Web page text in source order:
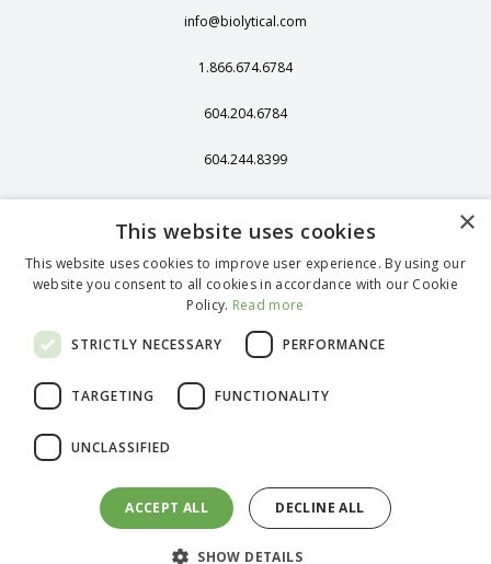
info@biolytical.com
1.866.674.6784
604.204.6784
604.244.8399
406 - 13251 Delf
Richmond, BC,
Kanada, V6V 2A2
1375 Stonegate
98248
Spanish
German (Standard)
Portuguese
bioLytical Laboratories Inc. Alle Rechte vorbehalten.
×
This website uses cookies
This website uses cookies to improve user experience. By using our
website you consent to all cookies in accordance with our Cookie
Policy. Read more
STRICTLY NECESSARY PERFORMANCE
TARGETING FUNCTIONALITY
UNCLASSIFIED
ACCEPT ALL DECLINE ALL
SHOW DETAILS